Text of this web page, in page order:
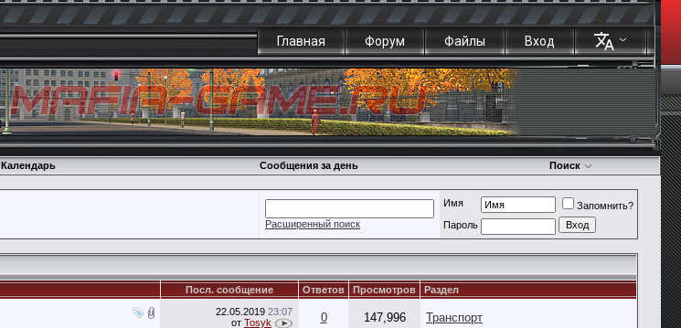
Главная Форум Файлы Вход
Календарь Сообщения за день Поиск
Расширенный поиск
Имя
Запомнить?
Пароль
Посл. сообщение Ответов Просмотров Раздел
22.05.2019 23:07
от Tosyk 0 147,996 Транспорт